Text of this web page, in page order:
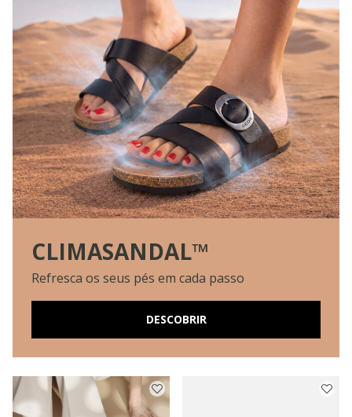
CLIMASANDAL™
Refresca os seus pés em cada passo
DESCOBRIR